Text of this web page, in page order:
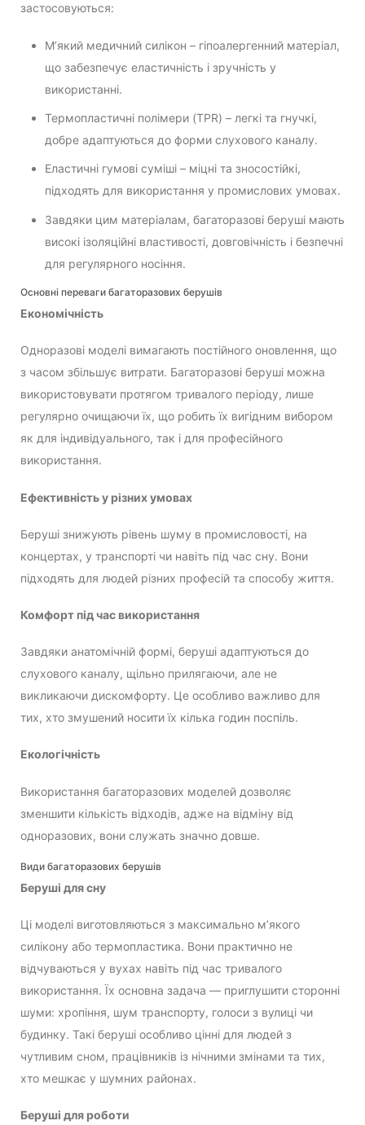
застосовуються:
М’який медичний силікон – гіпоалергенний матеріал,
що забезпечує еластичність і зручність у
використанні.
Термопластичні полімери (TPR) – легкі та гнучкі,
добре адаптуються до форми слухового каналу.
Еластичні гумові суміші – міцні та зносостійкі,
підходять для використання у промислових умовах.
Завдяки цим матеріалам, багаторазові беруші мають
високі ізоляційні властивості, довговічність і безпечні
для регулярного носіння.
Основні переваги багаторазових берушів
Економічність
Одноразові моделі вимагають постійного оновлення, що
з часом збільшує витрати. Багаторазові беруші можна
використовувати протягом тривалого періоду, лише
регулярно очищаючи їх, що робить їх вигідним вибором
як для індивідуального, так і для професійного
використання.
Ефективність у різних умовах
Беруші знижують рівень шуму в промисловості, на
концертах, у транспорті чи навіть під час сну. Вони
підходять для людей різних професій та способу життя.
Комфорт під час використання
Завдяки анатомічній формі, беруші адаптуються до
слухового каналу, щільно прилягаючи, але не
викликаючи дискомфорту. Це особливо важливо для
тих, хто змушений носити їх кілька годин поспіль.
Екологічність
Використання багаторазових моделей дозволяє
зменшити кількість відходів, адже на відміну від
одноразових, вони служать значно довше.
Види багаторазових берушів
Беруші для сну
Ці моделі виготовляються з максимально м’якого
силікону або термопластика. Вони практично не
відчуваються у вухах навіть під час тривалого
використання. Їх основна задача — приглушити сторонні
шуми: хропіння, шум транспорту, голоси з вулиці чи
будинку. Такі беруші особливо цінні для людей з
чутливим сном, працівників із нічними змінами та тих,
хто мешкає у шумних районах.
Беруші для роботи